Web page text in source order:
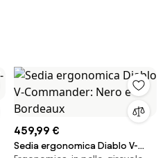
459,99 €
Sedia ergonomica Diablo V-